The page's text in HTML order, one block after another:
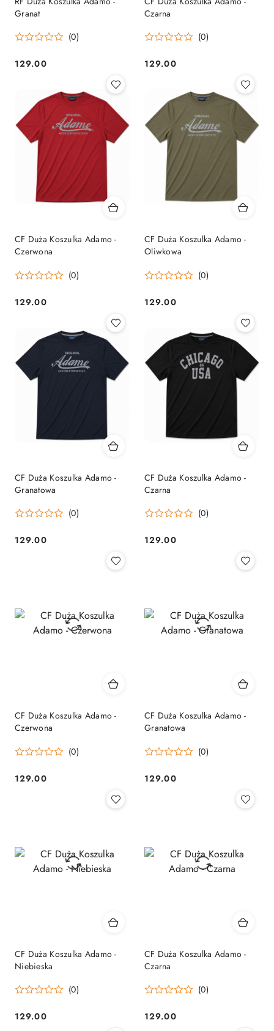
Granat
(0)
Cena:
129.00
Czarna
(0)
Cena:
129.00
CF Duża Koszulka Adamo -
Czerwona
(0)
Cena:
129.00
CF Duża Koszulka Adamo -
Oliwkowa
(0)
Cena:
129.00
CF Duża Koszulka Adamo -
Granatowa
(0)
Cena:
129.00
CF Duża Koszulka Adamo -
Czarna
(0)
Cena:
129.00
CF Duża Koszulka Adamo -
Czerwona
(0)
Cena:
129.00
CF Duża Koszulka Adamo -
Granatowa
(0)
Cena:
129.00
CF Duża Koszulka Adamo -
Niebieska
(0)
Cena:
129.00
CF Duża Koszulka Adamo -
Czarna
(0)
Cena:
129.00